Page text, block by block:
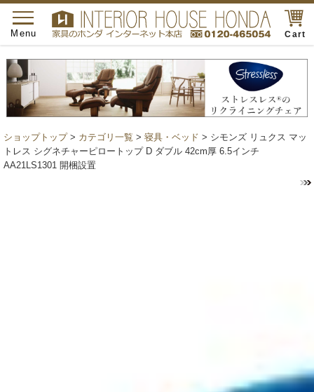
Cart
toggle
navigation
Menu
ショップトップ> カテゴリ一覧 > 寝具・ベッド > シモンズ リュクス マッ
トレス シグネチャーピロートップ D ダブル 42cm厚 6.5インチ
AA21LS1301 開梱設置